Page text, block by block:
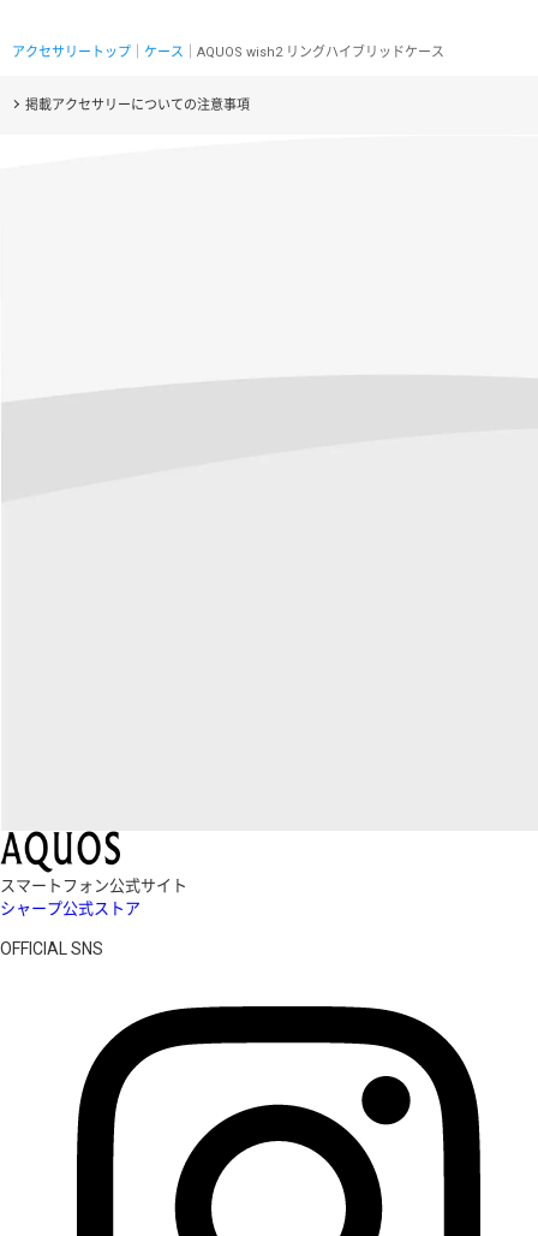
アクセサリートップ ケース ｜AQUOS wish2 リングハイブリッドケース
掲載アクセサリーについての注意事項
スマートフォン公式サイト
シャープ公式ストア
OFFICIAL SNS